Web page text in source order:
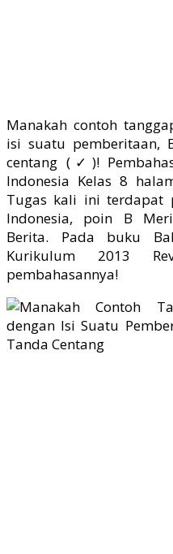
Manakah contoh
isi suatu pemberitaan,
centang (✓)!
Indonesia Kelas 8
Tugas kali ini terdapat
Indonesia, poin B
Berita. Pada buku
Kurikulum 2013
pembahasannya!